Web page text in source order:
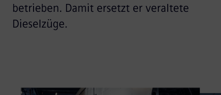
betrieben. Damit ersetzt er veraltete
Dieselzüge.